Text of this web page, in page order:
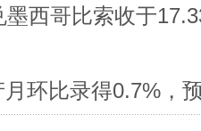
西哥比索收于
环比录得0.7%，